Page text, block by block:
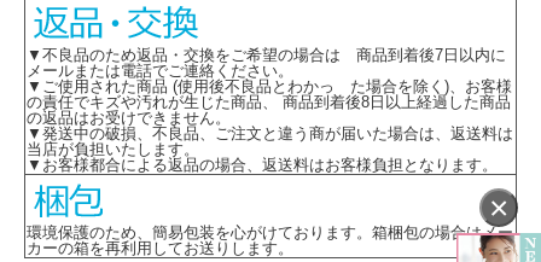
×
▼不良品のため返品・交換をご希望の場合は 商品到着後7日以内に
メールまたは電話でご連絡ください。
▼ご使用された商品 (使用後不良品とわかっ た場合を除く)、お客様
の責任でキズや汚れが生じた商品、 商品到着後8日以上経過した商品
の返品はお受けできません。
▼発送中の破損、不良品、ご注文と違う商が届いた場合は、返送料は
当店が負担いたします。
▼お客様都合による返品の場合、返送料はお客様負担となります。
環境保護のため、簡易包装を心がけております。箱梱包の場合はメー
カーの箱を再利用してお送りします。